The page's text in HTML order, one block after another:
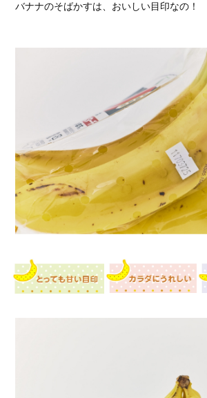
バナナのそばかすは、おいしい目印なの！